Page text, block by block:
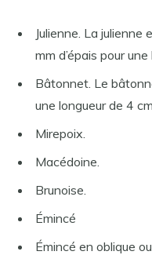
Julienne. La
mm d’épais pour
Bâtonnet. Le
une longueur de 4
Mirepoix.
Macédoine.
Brunoise.
Émincé
Émincé en oblique